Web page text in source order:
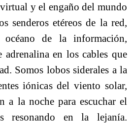
y el engaño del mundo
senderos etéreos de la red,
océano de la información,
adrenalina en los cables que
Somos lobos siderales a la
iónicas del viento solar,
a la noche para escuchar el
resonando en la lejanía.